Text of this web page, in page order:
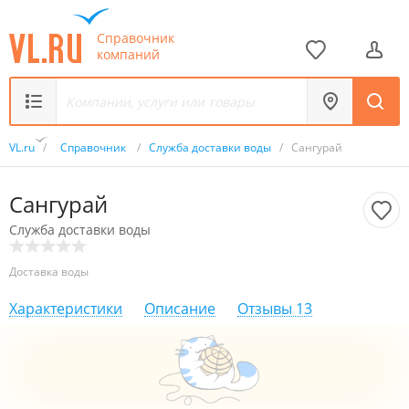
Справочник
компаний
VL.ru / Справочник / Служба доставки воды / Сангурай
Сангурай
Служба доставки воды
Доставка воды
Характеристики Описание Отзывы 13